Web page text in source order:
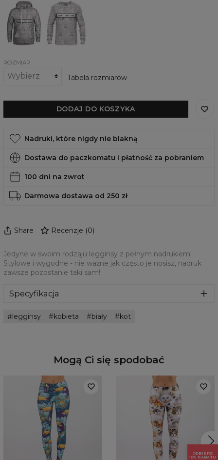
Damska
bluza
kapturem
can't
care
Damska
bluza
can't
care
ROZMIAR
Tabela rozmiarów
DODAJ DO KOSZYKA
Nadruki, które nigdy nie blakną
Dostawa do paczkomatu i płatność za pobraniem
100 dni na zwrot
Darmowa dostawa od 250 zł
Share Recenzje (0)
Jedyne w swoim rodzaju legginsy z pełnym nadrukiem!
Stylowe i wygodne - nie ważne jak często je nosisz, nadruk
zawsze pozostanie taki sam!
Specyfikacja
Przeznaczenie:Unisex
legginsy kobieta biały kot
Mogą Ci się spodobać
ODBIERZ
15% RABATU